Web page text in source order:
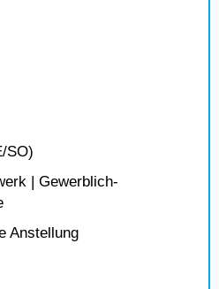
SO)
| Gewerblich-
Anstellung